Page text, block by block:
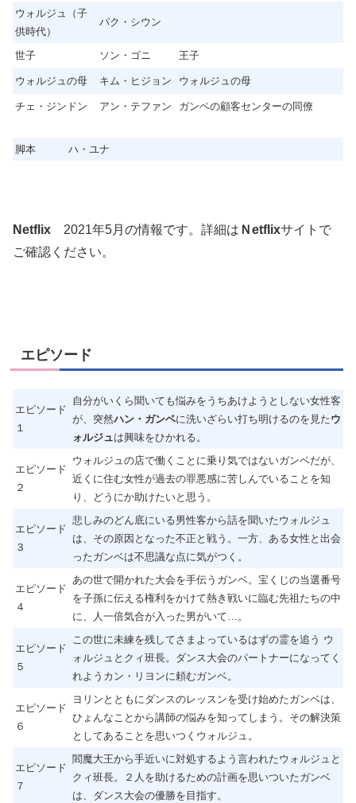
ウォルジュ（子
供時代）
パク・シウン
世子 ソン・ゴニ 王子
ウォルジュの母 キム・ヒジョン ウォルジュの母
チェ・ジンドン アン・テファン ガンペの顧客センターの同僚
脚本 ハ・ユナ
Netflix 2021年5月の情報です。詳細は Ｎetflixサイトで
ご確認ください。
エピソード
エピソード
１
自分がいくら聞いても悩みをうちあけようとしない女性客
が、突然ハン・ガンベに洗いざらい打ち明けるのを見たウ
ォルジュ は興味をひかれる。
エピソード
２
ウォルジュの店で働くことに乗り気ではないガンベだが、
近くに住む女性が過去の罪悪感に苦しんでいることを知
り、どうにか助けたいと思う。
エピソード
３
悲しみのどん底にいる男性客から話を聞いたウォルジュ
は、その原因となった不正と戦う。一方、ある女性と出会
ったガンベは不思議な点に気がつく。
エピソード
４
あの世で開かれた大会を手伝うガンベ。宝くじの当選番号
を子孫に伝える権利をかけて熱き戦いに臨む先祖たちの中
に、人一倍気合が入った男がいて…。
エピソード
５
この世に未練を残してさまよっているはずの霊を追う ウ
ォルジュとクィ班長。ダンス大会のパートナーになってく
れようカン・リヨンに頼むガンベ。
エピソード
６
ヨリンとともにダンスのレッスンを受け始めたガンベは、
ひょんなことから講師の悩みを知ってしまう。その解決策
としてあることを思いつくウォルジュ。
エピソード
７
閻魔大王から手近いに対処するよう言われたウォルジュと
クィ班長。２人を助けるための計画を思いついたガンベ
は、ダンス大会の優勝を目指す。